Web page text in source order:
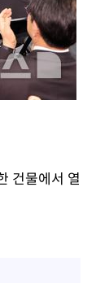
건물에서 열
유, 장기하 '별일 없이 산
곡…쿨한 일상 공개
내부 지침 준수"